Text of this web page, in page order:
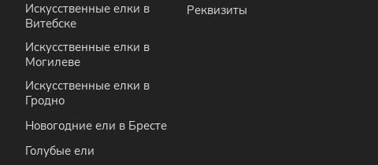
Искусственные елки в
Витебске
Искусственные елки в
Могилеве
Искусственные елки в
Гродно
Новогодние ели в Бресте
Голубые ели
Реквизиты